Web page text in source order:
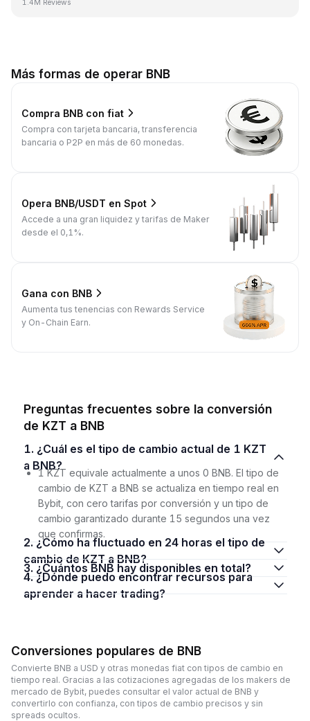
1.4M Reviews
Más formas de operar BNB
Compra BNB con fiat
Compra con tarjeta bancaria, transferencia
bancaria o P2P en más de 60 monedas.
Opera BNB/USDT en Spot
Accede a una gran liquidez y tarifas de Maker
desde el 0,1%.
Gana con BNB
Aumenta tus tenencias con Rewards Service
y On-Chain Earn.
Preguntas frecuentes sobre la conversión
de KZT a BNB
1. ¿Cuál es el tipo de cambio actual de 1 KZT
a BNB?
1 KZT equivale actualmente a unos 0 BNB. El tipo de
cambio de KZT a BNB se actualiza en tiempo real en
Bybit, con cero tarifas por conversión y un tipo de
cambio garantizado durante 15 segundos una vez
que confirmas.
2. ¿Cómo ha fluctuado en 24 horas el tipo de
cambio de KZT a BNB?
3. ¿Cuántos BNB hay disponibles en total?
4. ¿Dónde puedo encontrar recursos para
aprender a hacer trading?
Conversiones populares de BNB
Convierte BNB a USD y otras monedas fiat con tipos de cambio en
tiempo real. Gracias a las cotizaciones agregadas de los makers de
mercado de Bybit, puedes consultar el valor actual de BNB y
convertirlo con confianza, con tipos de cambio precisos y sin
spreads ocultos.